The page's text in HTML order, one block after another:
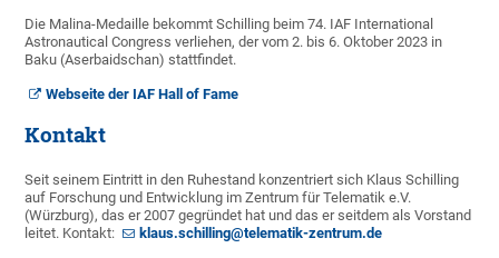
Die Malina-Medaille bekommt Schilling beim 74. IAF International
Astronautical Congress verliehen, der vom 2. bis 6. Oktober 2023 in
Baku (Aserbaidschan) stattfindet.
Webseite der IAF Hall of Fame
Kontakt
Seit seinem Eintritt in den Ruhestand konzentriert sich Klaus Schilling
auf Forschung und Entwicklung im Zentrum für Telematik e.V.
(Würzburg), das er 2007 gegründet hat und das er seitdem als Vorstand
leitet. Kontakt:
klaus.schilling@telematik-zentrum.de